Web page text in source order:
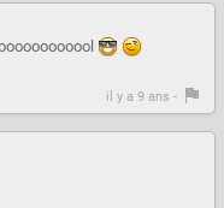
il y a 9 ans -